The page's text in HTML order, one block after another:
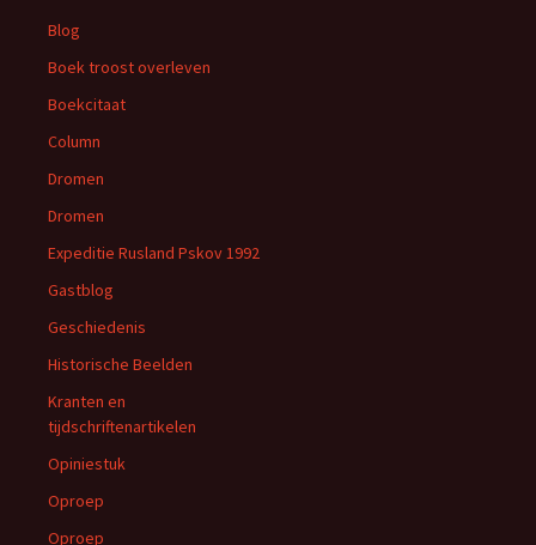
Blog
Boek troost overleven
Boekcitaat
Column
Dromen
Dromen
Expeditie Rusland Pskov 1992
Gastblog
Geschiedenis
Historische Beelden
Kranten en
tijdschriftenartikelen
Opiniestuk
Oproep
Oproep